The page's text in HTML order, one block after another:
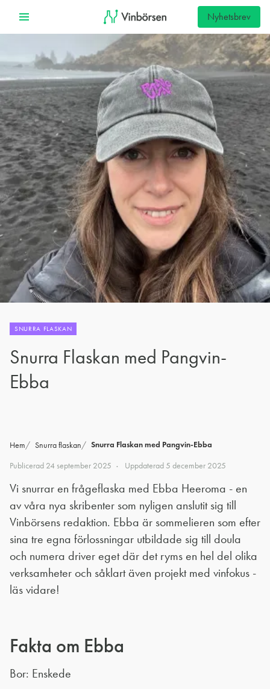
Nyhetsbrev
SNURRA FLASKAN
Snurra Flaskan med Pangvin-
Ebba
Hem Snurra flaskan Snurra Flaskan med Pangvin-Ebba
Publicerad 24 september 2025 Uppdaterad5 december 2025
Vi snurrar en frågeflaska med Ebba Heeroma - en
av våra nya skribenter som nyligen anslutit sig till
Vinbörsens redaktion. Ebba är sommelieren som efter
sina tre egna förlossningar utbildade sig till doula
och numera driver eget där det ryms en hel del olika
verksamheter och såklart även projekt med vinfokus -
läs vidare!
Fakta om Ebba
Bor: Enskede